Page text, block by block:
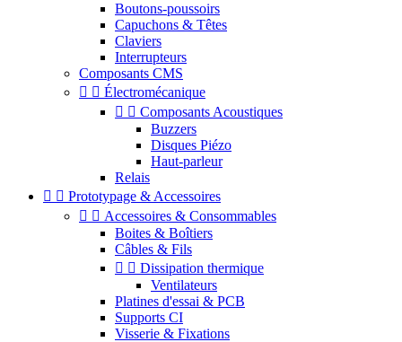
Boutons-poussoirs
Capuchons & Têtes
Claviers
Interrupteurs
Composants CMS
  Électromécanique
  Composants Acoustiques
Buzzers
Disques Piézo
Haut-parleur
Relais
  Prototypage & Accessoires
  Accessoires & Consommables
Boites & Boîtiers
Câbles & Fils
  Dissipation thermique
Ventilateurs
Platines d'essai & PCB
Supports CI
Visserie & Fixations